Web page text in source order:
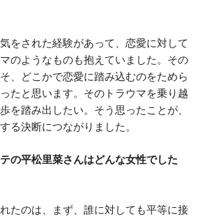
をされた経験があって、恋愛に対して
のようなものも抱えていました。その
、どこかで恋愛に踏み込むのをためら
たと思います。そのトラウマを乗り越
を踏み出したい。そう思ったことが、
る決断につながりました。
の平松里菜さんはどんな女性でした
たのは、まず、誰に対しても平等に接